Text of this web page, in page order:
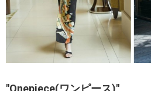
"Onepiece(ワンピース)"